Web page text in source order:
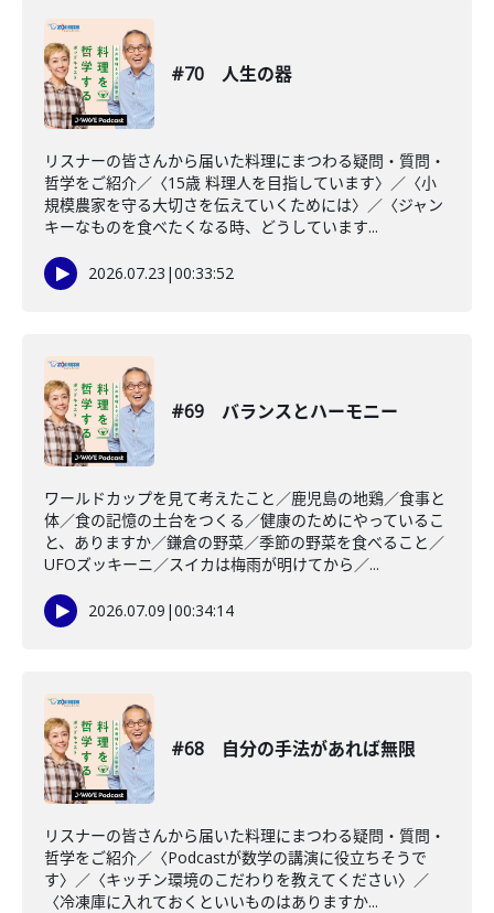
#70 人生の器
リスナーの皆さんから届いた料理にまつわる疑問・質問・
哲学をご紹介／〈15歳 料理人を目指しています〉／〈小
規模農家を守る大切さを伝えていくためには〉／〈ジャン
キーなものを食べたくなる時、どうしています...
2026.07.23 |00:33:52
#69 バランスとハーモニー
ワールドカップを見て考えたこと／鹿児島の地鶏／食事と
体／食の記憶の土台をつくる／健康のためにやっているこ
と、ありますか／鎌倉の野菜／季節の野菜を食べること／
UFOズッキーニ／スイカは梅雨が明けてから／...
2026.07.09 |00:34:14
#68 自分の手法があれば無限
リスナーの皆さんから届いた料理にまつわる疑問・質問・
哲学をご紹介／〈Podcastが数学の講演に役立ちそうで
す〉／〈キッチン環境のこだわりを教えてください〉／
〈冷凍庫に入れておくといいものはありますか...